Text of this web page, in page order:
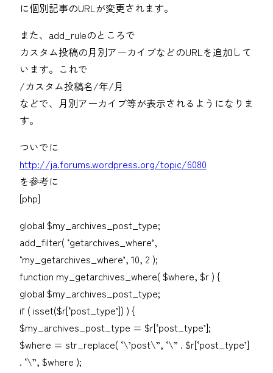
に個別記事のURLが変更されます。
また、add_ruleのところで
カスタム投稿の月別アーカイブなどのURLを追加して
います。これで
/カスタム投稿名/年/月
などで、月別アーカイブ等が表示されるようになりま
す。
ついでに
http://ja.forums.wordpress.org/topic/6080
を参考に
[php]
global $my_archives_post_type;
add_filter( ‘getarchives_where’,
‘my_getarchives_where’, 10, 2 );
function my_getarchives_where( $where, $r ) {
global $my_archives_post_type;
if ( isset($r[‘post_type’]) ) {
$my_archives_post_type = $r[‘post_type’];
$where = str_replace( ‘\’post\”, ‘\” . $r[‘post_type’]
. ‘\”, $where );